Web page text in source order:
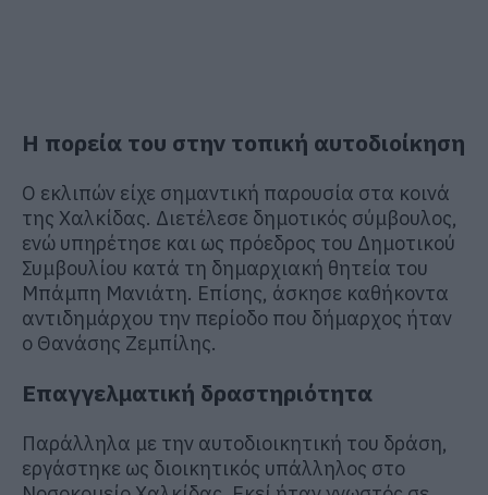
Η πορεία του στην τοπική αυτοδιοίκηση
Ο εκλιπών είχε σημαντική παρουσία στα κοινά
της Χαλκίδας. Διετέλεσε δημοτικός σύμβουλος,
ενώ υπηρέτησε και ως πρόεδρος του Δημοτικού
Συμβουλίου κατά τη δημαρχιακή θητεία του
Μπάμπη Μανιάτη. Επίσης, άσκησε καθήκοντα
αντιδημάρχου την περίοδο που δήμαρχος ήταν
ο Θανάσης Ζεμπίλης.
Επαγγελματική δραστηριότητα
Παράλληλα με την αυτοδιοικητική του δράση,
εργάστηκε ως διοικητικός υπάλληλος στο